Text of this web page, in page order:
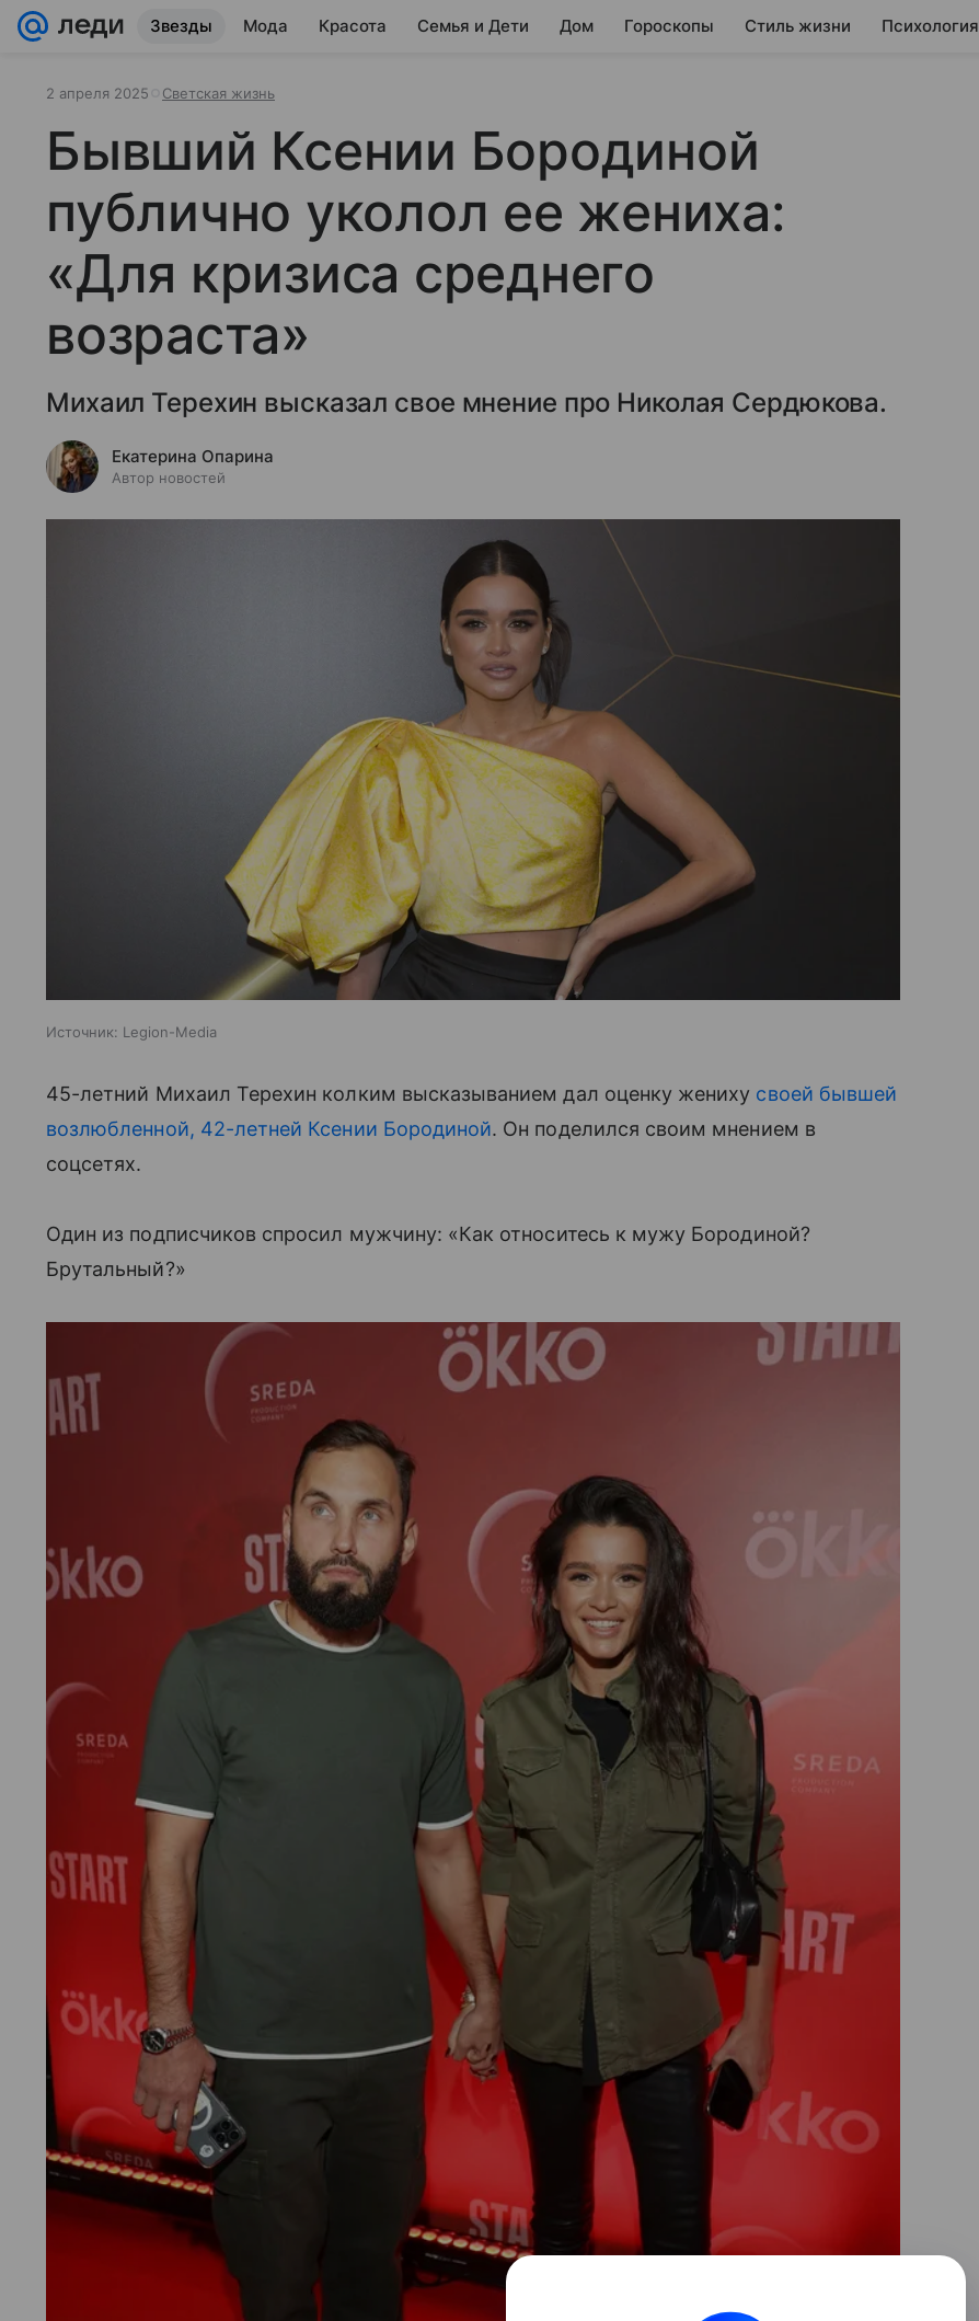
Звезды Мода Красота Семья и Дети Дом Гороскопы Стиль жизни Психология
2 апреля 2025 Светская жизнь
Бывший Ксении Бородиной
публично уколол ее жениха:
«Для кризиса среднего
возраста»
Михаил Терехин высказал свое мнение про Николая Сердюкова.
Екатерина Опарина
Автор новостей
Источник: Legion-Media
45-летний Михаил Терехин колким высказыванием дал оценку жениху своей бывшей
возлюбленной, 42-летней Ксении Бородиной. Он поделился своим мнением в
соцсетях.
Один из подписчиков спросил мужчину: «Как относитесь к мужу Бородиной?
Брутальный?»